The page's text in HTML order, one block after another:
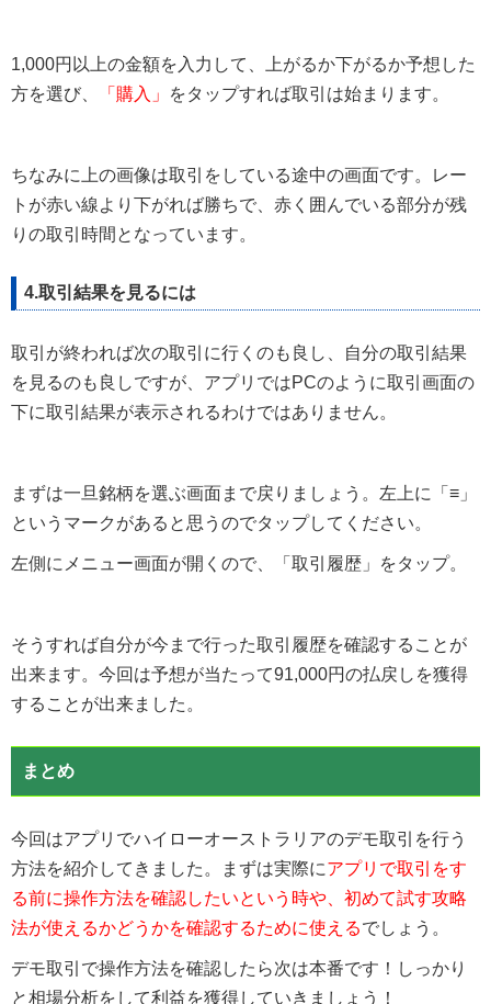
1,000円以上の金額を入力して、上がるか下がるか予想した
方を選び、
「購入」 をタップすれば取引は始まります。
ちなみに上の画像は取引をしている途中の画面です。レー
トが赤い線より下がれば勝ちで、赤く囲んでいる部分が残
りの取引時間となっています。
4.取引結果を見るには
取引が終われば次の取引に行くのも良し、自分の取引結果
を見るのも良しですが、アプリではPCのように取引画面の
下に取引結果が表示されるわけではありません。
まずは一旦銘柄を選ぶ画面まで戻りましょう。左上に「≡」
というマークがあると思うのでタップしてください。
左側にメニュー画面が開くので、「取引履歴」をタップ。
そうすれば自分が今まで行った取引履歴を確認することが
出来ます。今回は予想が当たって91,000円の払戻しを獲得
することが出来ました。
まとめ
今回はアプリでハイローオーストラリアのデモ取引を行う
方法を紹介してきました。まずは実際にアプリで取引をす
る前に操作方法を確認したいという時や、初めて試す攻略
法が使えるかどうかを確認するために使えるでしょう。
デモ取引で操作方法を確認したら次は本番です！しっかり
と相場分析をして利益を獲得していきましょう！